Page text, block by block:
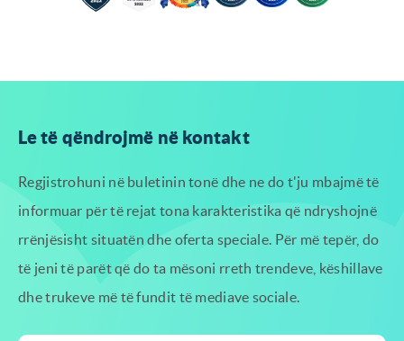
Le të qëndrojmë në kontakt
Regjistrohuni në buletinin tonë dhe ne do t'ju mbajmë të
informuar për të rejat tona karakteristika që ndryshojnë
rrënjësisht situatën dhe oferta speciale. Për më tepër, do
të jeni të parët që do ta mësoni rreth trendeve, këshillave
dhe trukeve më të fundit të mediave sociale.